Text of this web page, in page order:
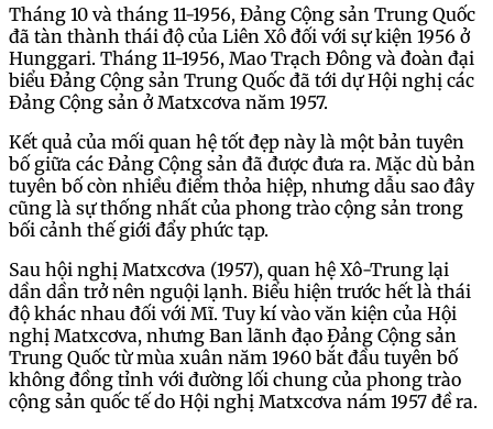
Tháng 10 và tháng 11-1956, Đảng Cộng sản Trung Quốc
đã tàn thành thái độ của Liên Xô đối với sự kiện 1956 ở
Hunggari. Tháng 11-1956, Mao Trạch Đông và đoàn đại
biểu Đảng Cộng sản Trung Quốc đã tới dự Hội nghị các
Đảng Cộng sản ở Matxcơva năm 1957.
Kết quả của mối quan hệ tốt đẹp này là một bản tuyên
bố giữa các Đảng Cộng sản đã được đưa ra. Mặc dù bản
tuyên bố còn nhiều điểm thỏa hiệp, nhưng dẫu sao đây
cũng là sự thống nhất của phong trào cộng sản trong
bối cảnh thế giới đẩy phức tạp.
Sau hội nghị Matxcơva (1957), quan hệ Xô-Trung lại
dần dần trở nên nguội lạnh. Biểu hiện trước hết là thái
độ khác nhau đối với Mĩ. Tuy kí vào văn kiện của Hội
nghị Matxcơva, nhưng Ban lãnh đạo Đảng Cộng sản
Trung Quốc từ mùa xuân năm 1960 bắt đầu tuyên bố
không đồng tỉnh với đường lối chung của phong trào
cộng sản quốc tế do Hội nghị Matxcơva nám 1957 đề ra.